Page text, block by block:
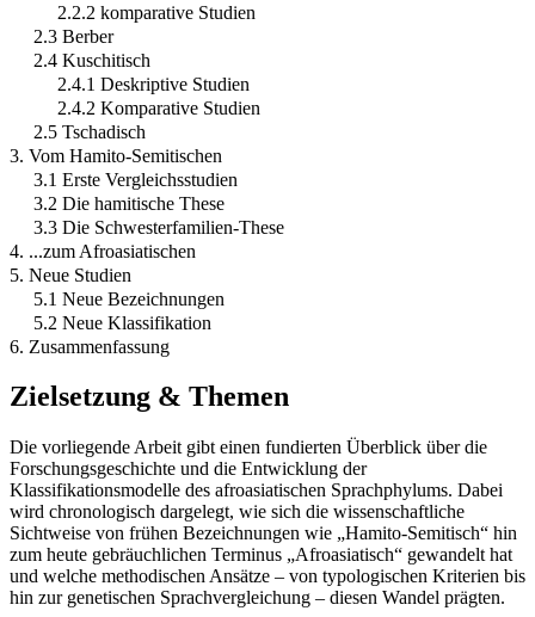
2.2.2 komparative Studien
2.3 Berber
2.4 Kuschitisch
2.4.1 Deskriptive Studien
2.4.2 Komparative Studien
2.5 Tschadisch
3. Vom Hamito-Semitischen
3.1 Erste Vergleichsstudien
3.2 Die hamitische These
3.3 Die Schwesterfamilien-These
4. ...zum Afroasiatischen
5. Neue Studien
5.1 Neue Bezeichnungen
5.2 Neue Klassifikation
6. Zusammenfassung
Zielsetzung & Themen
Die vorliegende Arbeit gibt einen fundierten Überblick über die
Forschungsgeschichte und die Entwicklung der
Klassifikationsmodelle des afroasiatischen Sprachphylums. Dabei
wird chronologisch dargelegt, wie sich die wissenschaftliche
Sichtweise von frühen Bezeichnungen wie „Hamito-Semitisch“ hin
zum heute gebräuchlichen Terminus „Afroasiatisch“ gewandelt hat
und welche methodischen Ansätze – von typologischen Kriterien bis
hin zur genetischen Sprachvergleichung – diesen Wandel prägten.